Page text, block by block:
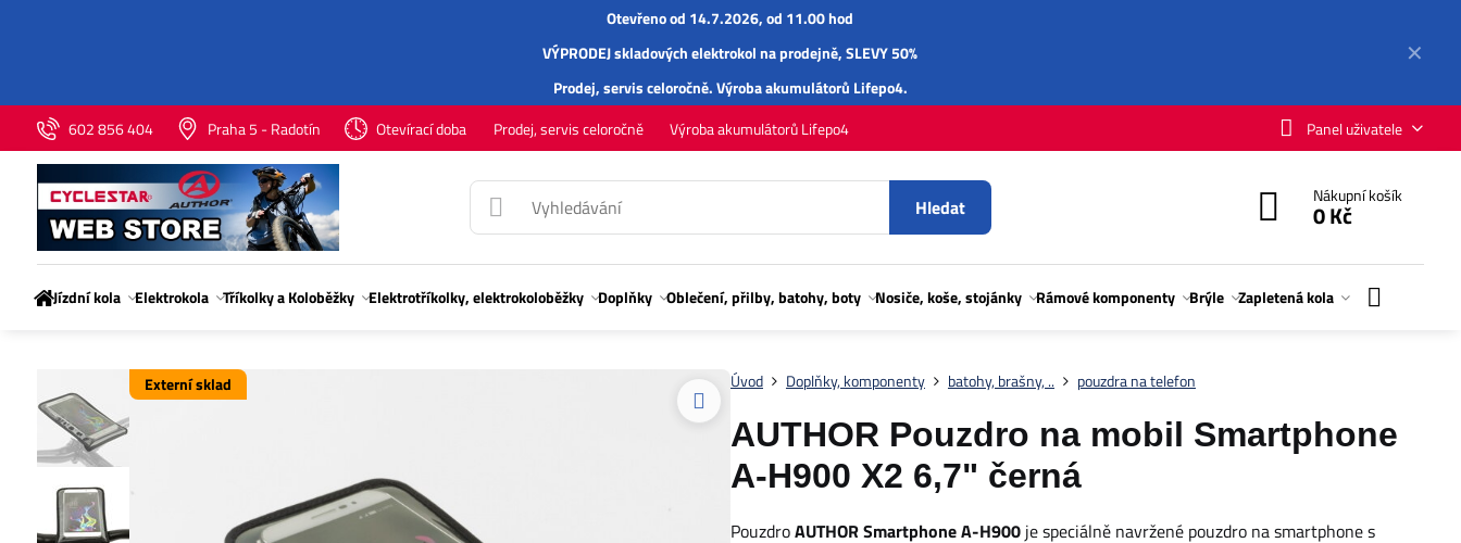
✕
Otevřeno od 14.7.2026, od 11.00 hod
VÝPRODEJ skladových elektrokol na prodejně, SLEVY 50%
Prodej,servisceloročně.Výroba akumulátorů Lifepo4.
602 856 404
Praha 5 - Radotín Otevírací doba Prodej, servis celoročně Výroba akumulátorů Lifepo4 Panel uživatele
Hledat Nákupní košík
0 Kč
Jízdní kola Elektrokola Tříkolky a Koloběžky Elektrotříkolky, elektrokoloběžky Doplňky Oblečení, přilby, batohy, boty Nosiče, koše, stojánky Rámové komponenty Brýle Zapletená kola
Externí sklad Úvod Doplňky, komponenty batohy, brašny, .. pouzdra na telefon
AUTHOR Pouzdro na mobil Smartphone
A-H900 X2 6,7" černá
PouzdroAUTHOR Smartphone A-H900je speciálně navržené pouzdro na smartphone s